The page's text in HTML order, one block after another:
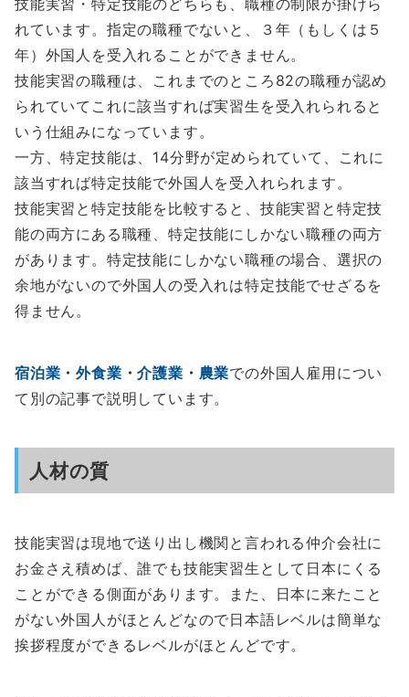
技能実習・特定技能のどちらも、職種の制限が掛けら
れています。指定の職種でないと、３年（もしくは５
年）外国人を受入れることができません。
技能実習の職種は、これまでのところ82の職種が認め
られていてこれに該当すれば実習生を受入れられると
いう仕組みになっています。
一方、特定技能は、14分野が定められていて、これに
該当すれば特定技能で外国人を受入れられます。
技能実習と特定技能を比較すると、技能実習と特定技
能の両方にある職種、特定技能にしかない職種の両方
があります。特定技能にしかない職種の場合、選択の
余地がないので外国人の受入れは特定技能でせざるを
得ません。
宿泊業 ・外食業 ・介護業 ・ 農業での外国人雇用につい
て別の記事で説明しています。
人材の質
技能実習は現地で送り出し機関と言われる仲介会社に
お金さえ積めば、誰でも技能実習生として日本にくる
ことができる側面があります。また、日本に来たこと
がない外国人がほとんどなので日本語レベルは簡単な
挨拶程度ができるレベルがほとんどです。